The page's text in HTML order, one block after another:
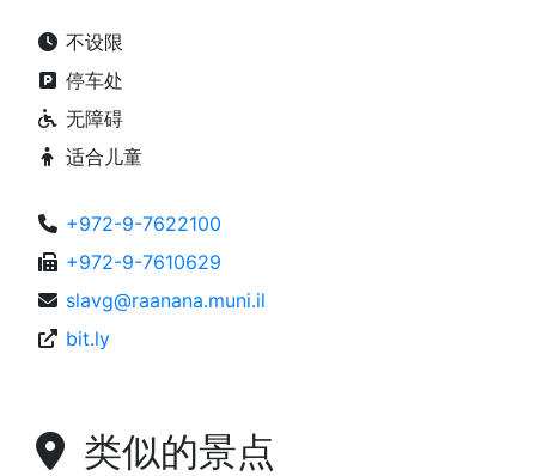
不设限
停车处
无障碍
适合儿童
+972-9-7622100
+972-9-7610629
slavg@raanana.muni.il
bit.ly
类似的景点